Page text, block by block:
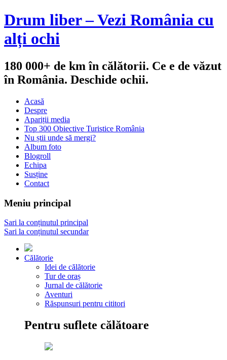
Drum liber – Vezi România cu
alți ochi
180 000+ de km în călătorii. Ce e de văzut
în România. Deschide ochii.
Acasă
Despre
Apariții media
Top 300 Obiective Turistice România
Nu știi unde să mergi?
Album foto
Blogroll
Echipa
Susține
Contact
Meniu principal
Sari la conținutul principal
Sari la conținutul secundar
Călătorie
Idei de călătorie
Tur de oraș
Jurnal de călătorie
Aventuri
Răspunsuri pentru cititori
Pentru suflete călătoare